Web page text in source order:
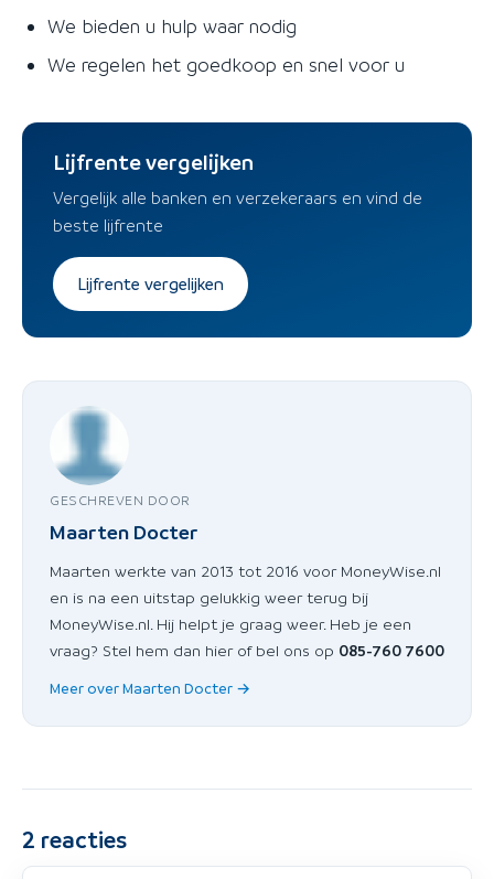
We bieden u hulp waar nodig
We regelen het goedkoop en snel voor u
Lijfrente vergelijken
Vergelijk alle banken en verzekeraars en vind de
beste lijfrente
Lijfrente vergelijken
GESCHREVEN DOOR
Maarten Docter
Maarten werkte van 2013 tot 2016 voor MoneyWise.nl
en is na een uitstap gelukkig weer terug bij
MoneyWise.nl. Hij helpt je graag weer. Heb je een
vraag? Stel hem dan hier of bel ons op 085-760 7600
Meer over Maarten Docter →
2 reacties